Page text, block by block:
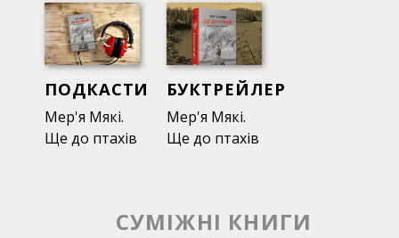
ПОДКАСТИ
Мер'я Мякі.
Ще до птахів
БУКТРЕЙЛЕР
Мер'я Мякі.
Ще до птахів
СУМІЖНІ КНИГИ